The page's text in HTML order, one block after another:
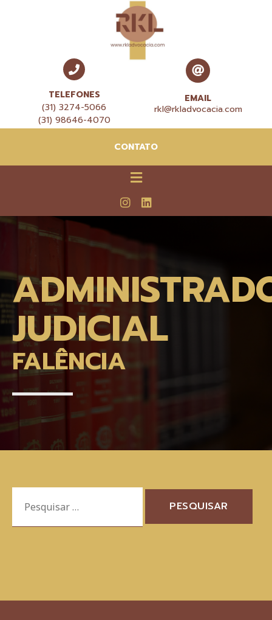
TELEFONES
(31) 3274-5066
(31) 98646-4070
EMAIL
rkl@rkladvocacia.com
CONTATO
JUDICIAL
FALÊNCIA